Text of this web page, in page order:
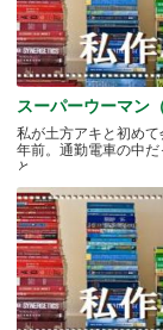
スーパーウーマン（
私が土方アキと初め
年前。通勤電車の中だ
と.....